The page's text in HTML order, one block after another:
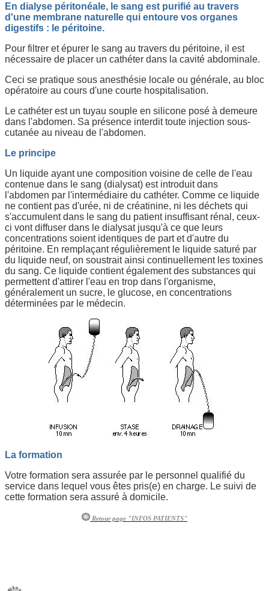
En dialyse péritonéale, le sang est purifié au travers
d'une membrane naturelle qui entoure vos organes
digestifs : le péritoine.
Pour filtrer et épurer le sang au travers du péritoine, il est
nécessaire de placer un cathéter dans la cavité abdominale.
Ceci se pratique sous anesthésie locale ou générale, au bloc
opératoire au cours d'une courte hospitalisation.
Le cathéter est un tuyau souple en silicone posé à demeure
dans l'abdomen. Sa présence interdit toute injection sous-
cutanée au niveau de l'abdomen.
Le principe
Un liquide ayant une composition voisine de celle de l'eau
contenue dans le sang (dialysat) est introduit dans
l'abdomen par l'intermédiaire du cathéter. Comme ce liquide
ne contient pas d'urée, ni de créatinine, ni les déchets qui
s'accumulent dans le sang du patient insuffisant rénal, ceux-
ci vont diffuser dans le dialysat jusqu'à ce que leurs
concentrations soient identiques de part et d'autre du
péritoine. En remplaçant régulièrement le liquide saturé par
du liquide neuf, on soustrait ainsi continuellement les toxines
du sang. Ce liquide contient également des substances qui
permettent d'attirer l'eau en trop dans l'organisme,
généralement un sucre, le glucose, en concentrations
déterminées par le médecin.
La formation
Votre formation sera assurée par le personnel qualifié du
service dans lequel vous êtes pris(e) en charge. Le suivi de
cette formation sera assuré à domicile.
Retour page "INFOS PATIENTS"